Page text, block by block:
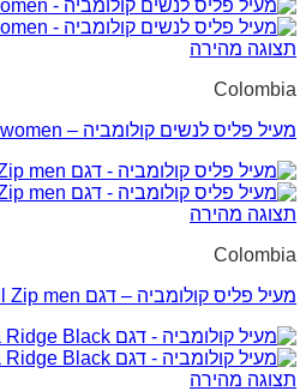
תצוגה מהירה
Colombia
מעיל פליס לנשים קולומביה – FAST TREK II full zip women
תצוגה מהירה
Colombia
מעיל פליס קולומביה – דגם Basin Trail 3 Full Zip men
תצוגה מהירה